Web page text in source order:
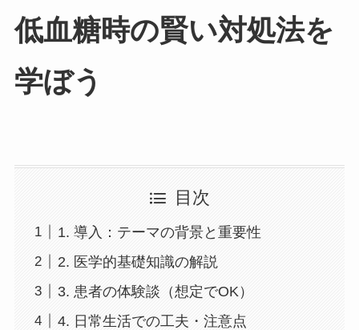
低血糖時の賢い対処法を
学ぼう
目次
1. 導入：テーマの背景と重要性
2. 医学的基礎知識の解説
3. 患者の体験談（想定でOK）
4. 日常生活での工夫・注意点